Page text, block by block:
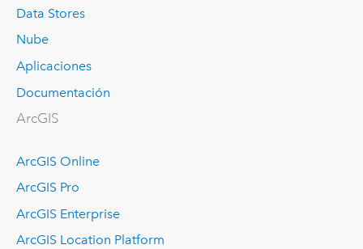
Data Stores
Nube
Aplicaciones
Documentación
ArcGIS
ArcGIS Online
ArcGIS Pro
ArcGIS Enterprise
ArcGIS Location Platform